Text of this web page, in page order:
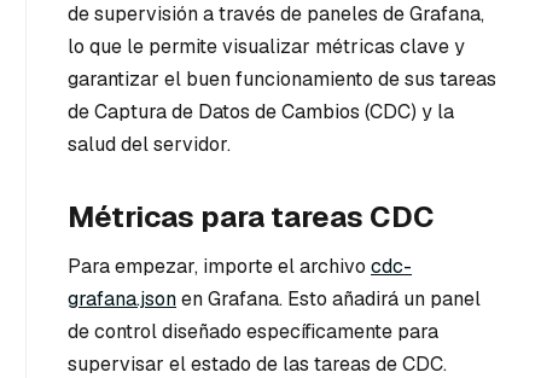
de supervisión a través de paneles de Grafana,
lo que le permite visualizar métricas clave y
garantizar el buen funcionamiento de sus tareas
de Captura de Datos de Cambios (CDC) y la
salud del servidor.
Métricas para tareas CDC
Para empezar, importe el archivo cdc-
grafana.jsonen Grafana. Esto añadirá un panel
de control diseñado específicamente para
supervisar el estado de las tareas de CDC.